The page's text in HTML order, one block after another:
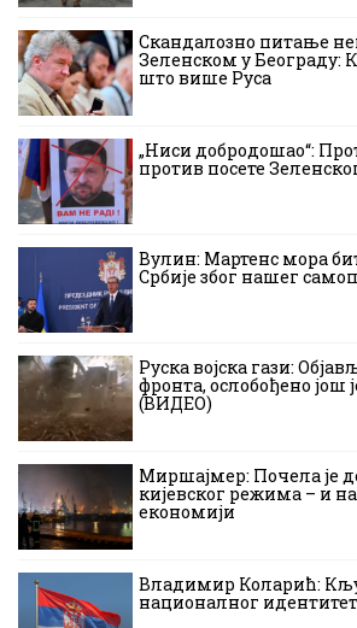
Скандалозно питање
Зеленском у Београду:
што више Руса
„Ниси добродошао“:
против посете
Вулин: Мартенс мора
Србије због нашег
Руска војска гази:
фронта, ослобођено још
(ВИДЕО)
Миршајмер: Почела је
кијевског режима – и
економији
Владимир Коларић:
националног